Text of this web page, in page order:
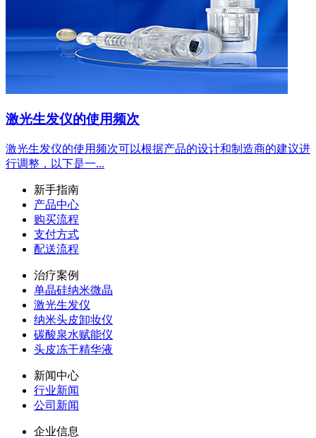
激光生发仪的使用频次
激光生发仪的使用频次可以根据产品的设计和制造商的建议进
行调整，以下是一...
新手指南
产品中心
购买流程
支付方式
配送流程
治疗案例
单晶硅纳米微晶
激光生发仪
纳米头皮卸妆仪
碳酸泉水赋能仪
头皮冻干精华液
新闻中心
行业新闻
公司新闻
企业信息